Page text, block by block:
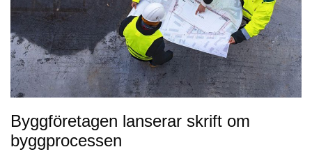
Byggföretagen lanserar skrift om
byggprocessen